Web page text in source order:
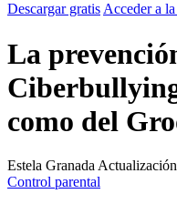
Descargar gratisAcceder a
La
como del
Estela Granada
Control parental